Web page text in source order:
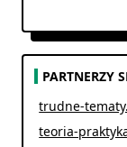
PARTNERZY
trudne-
teoria-